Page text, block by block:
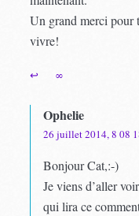
Un grand merci pour
vivre!
↩ ∞
Ophelie
26 juillet 2014, 8 08
Bonjour Cat,:-)
Je viens d’aller
qui lira ce